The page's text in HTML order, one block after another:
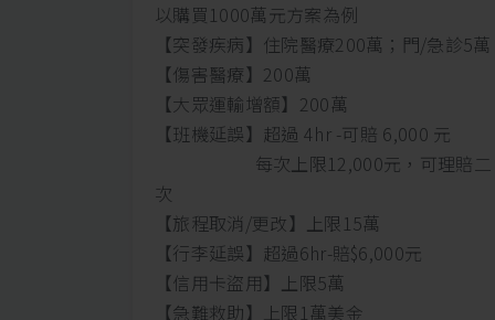
以購買1000萬元方案為例
【突發疾病】住院醫療200萬；門/急診5萬
【傷害醫療】200萬
【大眾運輸增額】200萬
【班機延誤】超過 4hr -可賠 6,000 元
每次上限12,000元，可理賠二
次
【旅程取消/更改】上限15萬
【行李延誤】超過6hr-賠$6,000元
【信用卡盜用】上限5萬
【急難救助】上限1萬美金